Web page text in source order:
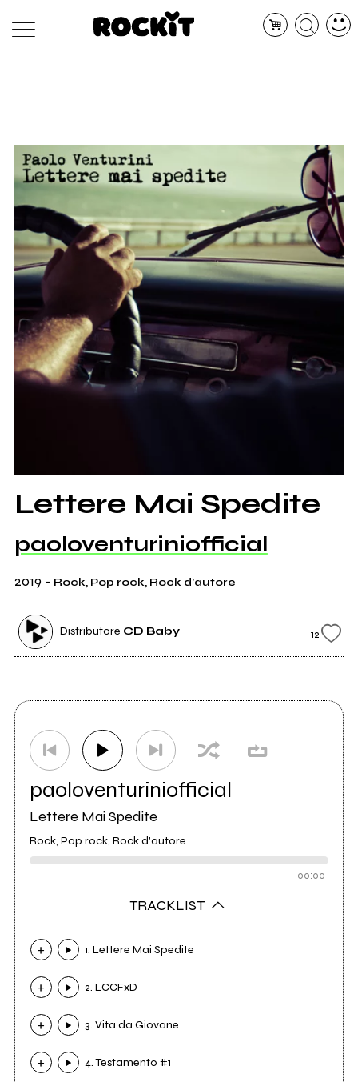
ARTISTI
CONCERTI
SHOP
RADIO
Lettere Mai Spedite
paoloventuriniofficial
2019 - Rock, Pop rock, Rock d'autore
Distributore CD Baby 12
paoloventuriniofficial
Lettere Mai Spedite
Rock, Pop rock, Rock d'autore
00:00
TRACKLIST
1. Lettere Mai Spedite
2. LCCFxD
3. Vita da Giovane
4. Testamento #1